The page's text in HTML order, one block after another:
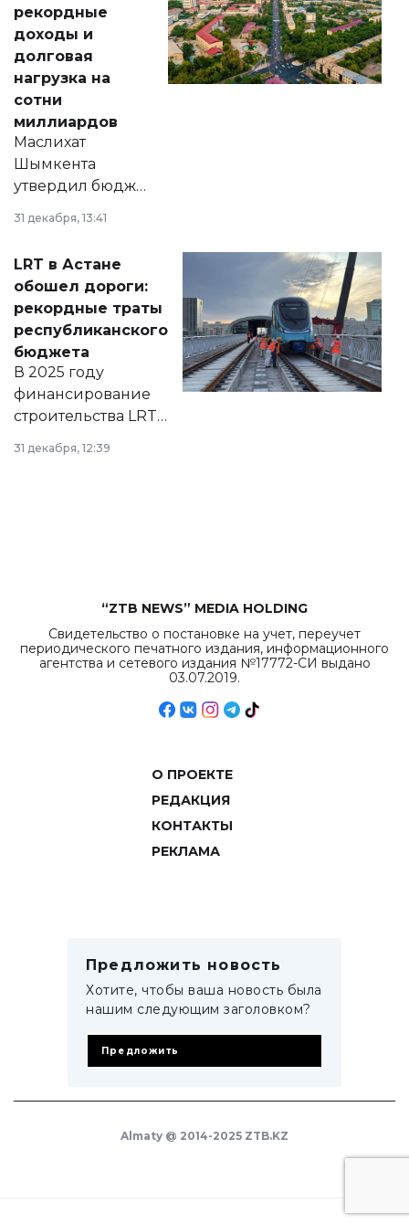
рекордные
доходы и
долговая
нагрузка на
сотни
миллиардов
Маслихат
Шымкента
утвердил бюджет
города на 2026–
2028 годы.
документ
появился в базе
нормативных
правовых актов и
на сайте маслихат
города.
31 декабря, 13:41
LRT в Астане
обошел дороги:
рекордные траты
республиканского
бюджета
В 2025 году
финансирование
строительства LRT
в Астане из
республиканского
31 декабря, 12:39
“ZTB NEWS” MEDIA HOLDING
Свидетельство о постановке на учет, переучет
периодического печатного издания, информационного
агентства и сетевого издания №17772-СИ выдано
03.07.2019.
О ПРОЕКТЕ
РЕДАКЦИЯ
КОНТАКТЫ
РЕКЛАМА
Предложить новость
Хотите, чтобы ваша новость была
нашим следующим заголовком?
Предложить
Almaty @ 2014-2025 ZTB.KZ